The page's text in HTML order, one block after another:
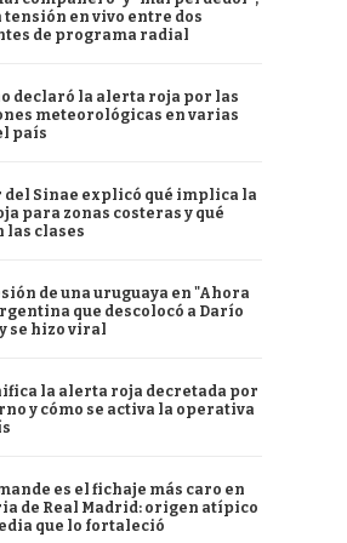
en vivo entre dos
de programa radial
declaró la alerta roja por las
meteorológicas en varias
país
del Sinae explicó qué implica la
para zonas costeras y qué
las clases
de una uruguaya en "Ahora
que descolocó a Darío
se hizo viral
la alerta roja decretada por
y cómo se activa la operativa
es el fichaje más caro en
de Real Madrid: origen atípico
que lo fortaleció